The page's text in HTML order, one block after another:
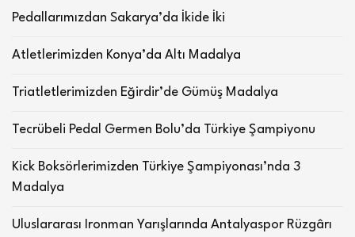
Pedallarımızdan Sakarya’da İkide İki
Atletlerimizden Konya’da Altı Madalya
Triatletlerimizden Eğirdir’de Gümüş Madalya
Tecrübeli Pedal Germen Bolu’da Türkiye Şampiyonu
Kick Boksörlerimizden Türkiye Şampiyonası’nda 3
Madalya
Uluslararası Ironman Yarışlarında Antalyaspor Rüzgârı